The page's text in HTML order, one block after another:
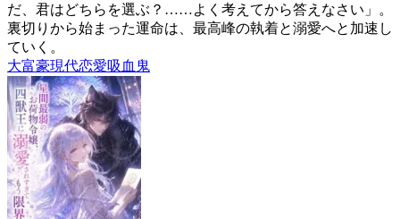
だ、君はどちらを選ぶ？……よく考えてから答えなさい」。
裏切りから始まった運命は、最高峰の執着と溺愛へと加速し
ていく。
大富豪現代恋愛吸血鬼